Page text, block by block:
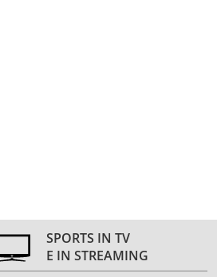
SPORTS IN TV
E IN STREAMING